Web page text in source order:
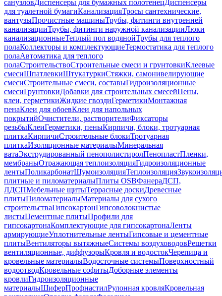
санузловДиспенсеры для бумажных полотенецДиспенсеры
для туалетной бумагиКанализацияТросы сантехнические,
вантузыПрочистные машиныТрубы, фитинги внутренней
канализацииТрубы, фитинги наружной канализацииЛюки
канализационныеТеплый пол водянойТрубы для теплого
полаКоллекторы и комплектующиеТермостатика для теплого
полаАвтоматика для теплого
полаСтроительствоСтроительные смеси и грунтовкиКлеевые
смесиШпатлевкиШтукатуркиСтяжки, самонивелирующие
смесиСтроительные смеси, составыГидроизоляционные
смесиГрунтовкиДобавки для строительных смесейПены,
клеи, герметикиЖидкие гвоздиГерметикиМонтажная
пенаКлеи для обоевКлеи для напольных
покрытийОчистители, растворителиФиксаторы
резьбыКлеиГерметики, пеныКирпичи, блоки, тротуарная
плиткаКирпичиСтроительные блокиТротуарная
плиткаИзоляционные материалыМинеральная
ватаЭкструдированный пенополистиролПенопластПленки,
мембраныОтражающая теплоизоляцияГидроизоляционные
лентыПоликарбонатШумоизоляцияТеплоизоляция
плитные и пиломатериалыПлиты OSBФанераДСП,
ЛДСПМебельные щитыТеррасные доскиДревесные
плитыПиломатериалыМатериалы для сухого
строительстваГипсокартонГипсоволокнистые
листыЦементные плитыПрофили для
гипсокартонаКомплектующие для гипсокартонаЛенты
армирующиеУплотнительные лентыГипсовые и цементные
плитыВентиляторы вытяжныеСистемы воздуховодовРешетки
вентиляционные, диффузорыКровля и водостокЧерепица и
кровельные материалыВодосточные системыПоверхностный
водоотводКровельные софитыДоборные элементы
кровлиГидроизоляционные
материалыШиферПрофнастилРулонная кровляКровельная